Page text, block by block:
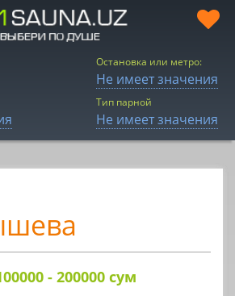
Остановка или метро:
Не имеет значения
Тип парной
Не имеет значения
- 200000 сум